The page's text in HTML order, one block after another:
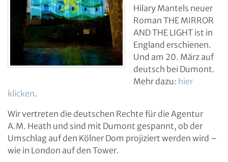
Hilary Mantels neuer
Roman THE MIRROR
AND THE LIGHT ist in
England erschienen.
Und am 20. März auf
deutsch bei Dumont.
Mehr dazu: hier
klicken.
Wir vertreten die deutschen Rechte für die Agentur
A.M. Heath und sind mit Dumont gespannt, ob der
Umschlag auf den Kölner Dom projiziert werden wird –
wie in London auf den Tower.